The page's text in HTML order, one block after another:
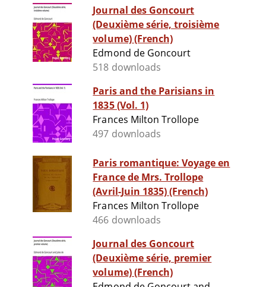
Journal des Goncourt
(Deuxième série, troisième
volume) (French)
Edmond de Goncourt
518 downloads
Paris and the Parisians in
1835 (Vol. 1)
Frances Milton Trollope
497 downloads
Paris romantique: Voyage en
France de Mrs. Trollope
(Avril-Juin 1835) (French)
Frances Milton Trollope
466 downloads
Journal des Goncourt
(Deuxième série, premier
volume) (French)